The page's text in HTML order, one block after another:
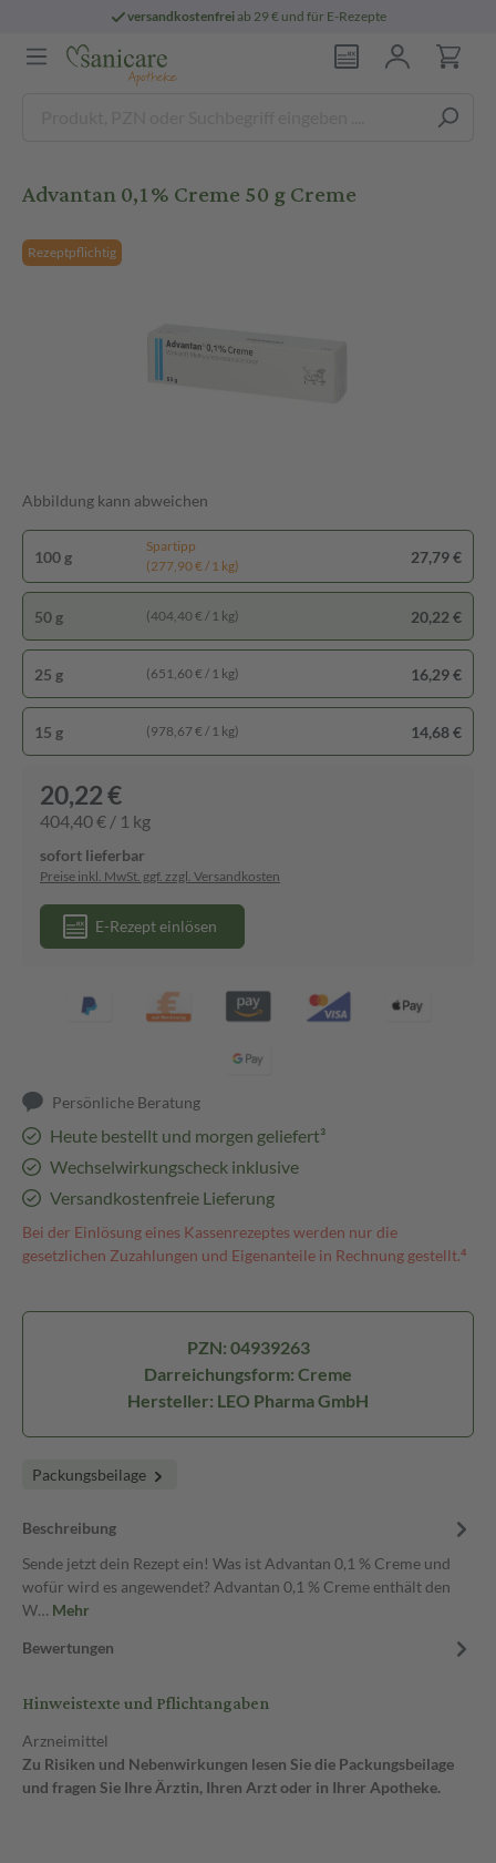
versandkostenfreiab 29 € und für E-Rezepte
Advantan 0,1% Creme 50 g Creme
Rezeptpflichtig
Abbildung kann abweichen
100 g
Spartipp
(277,90 € / 1 kg)
27,79 €
50 g (404,40 € / 1 kg) 20,22 €
25 g (651,60 € / 1 kg) 16,29 €
15 g (978,67 € / 1 kg) 14,68 €
20,22 €
404,40 € / 1 kg
sofort lieferbar
Preise inkl. MwSt. ggf. zzgl. Versandkosten
E-Rezept einlösen
Persönliche Beratung
Heute bestellt und morgen geliefert³
Wechselwirkungscheck inklusive
Versandkostenfreie Lieferung
Bei der Einlösung eines Kassenrezeptes werden nur die
gesetzlichen Zuzahlungen und Eigenanteile in Rechnung gestellt.⁴
PZN: 04939263
Darreichungsform: Creme
Hersteller: LEO Pharma GmbH
Packungsbeilage
Beschreibung
Sende jetzt dein Rezept ein! Was ist Advantan 0,1 % Creme und
wofür wird es angewendet? Advantan 0,1 % Creme enthält den
W… Mehr
Bewertungen
Hinweistexte und Pflichtangaben
Arzneimittel
Zu Risiken und Nebenwirkungen lesen Sie die Packungsbeilage
und fragen Sie Ihre Ärztin, Ihren Arzt oder in Ihrer Apotheke.